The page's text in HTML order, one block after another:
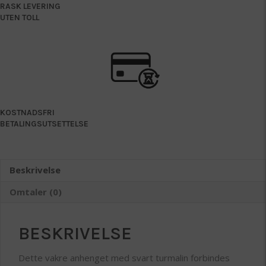
RASK LEVERING
UTEN TOLL
KOSTNADSFRI
BETALINGSUTSETTELSE
Beskrivelse
Omtaler (0)
BESKRIVELSE
Dette vakre anhenget med svart turmalin forbindes